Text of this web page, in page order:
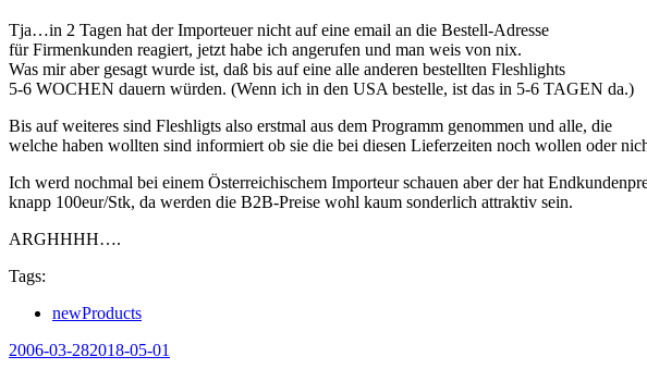
Tja…in 2 Tagen hat der Importeuer nicht auf eine email an die Bestell-Adresse
für Firmenkunden reagiert, jetzt habe ich angerufen und man weis von nix.
Was mir aber gesagt wurde ist, daß bis auf eine alle anderen bestellten Fleshlights
5-6 WOCHEN dauern würden. (Wenn ich in den USA bestelle, ist das in 5-6 TAGEN da.)
Bis auf weiteres sind Fleshligts also erstmal aus dem Programm genommen und alle, die
welche haben wollten sind informiert ob sie die bei diesen Lieferzeiten noch wollen oder
Ich werd nochmal bei einem Österreichischem Importeur schauen aber der hat
knapp 100eur/Stk, da werden die B2B-Preise wohl kaum sonderlich attraktiv sein.
ARGHHHH….
Tags:
newProducts
Veröffentlicht
2006-03-282018-05-01